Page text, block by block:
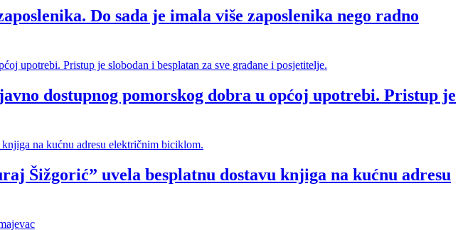
Do sada je imala više zaposlenika nego radno
dostupnog pomorskog dobra u općoj upotrebi. Pristup je
Šižgorić” uvela besplatnu dostavu knjiga na kućnu adresu